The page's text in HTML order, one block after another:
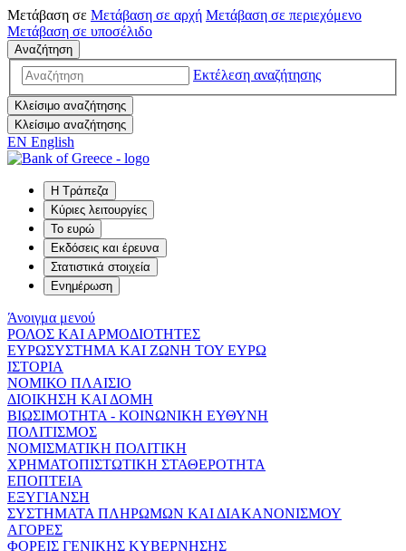
Μετάβαση σε Μετάβαση σε αρχή Μετάβαση σε περιεχόμενο
Μετάβαση σε υποσέλιδο
Αναζήτηση
Εκτέλεση αναζήτησης
Κλείσιμο αναζήτησης
Κλείσιμο αναζήτησης
EN English
Η Τράπεζα
Κύριες λειτουργίες
Το ευρώ
Εκδόσεις και έρευνα
Στατιστικά στοιχεία
Ενημέρωση
Άνοιγμα μενού
ΡΟΛΟΣ ΚΑΙ ΑΡΜΟΔΙΟΤΗΤΕΣ
ΕΥΡΩΣΥΣΤΗΜΑ ΚΑΙ ΖΩΝΗ ΤΟΥ ΕΥΡΩ
ΙΣΤΟΡΙΑ
ΝΟΜΙΚΟ ΠΛΑΙΣΙΟ
ΔΙΟΙΚΗΣΗ ΚΑΙ ΔΟΜΗ
ΒΙΩΣΙΜΟΤΗΤΑ - ΚΟΙΝΩΝΙΚΗ ΕΥΘΥΝΗ
ΠΟΛΙΤΙΣΜΟΣ
ΝΟΜΙΣΜΑΤΙΚΗ ΠΟΛΙΤΙΚΗ
ΧΡΗΜΑΤΟΠΙΣΤΩΤΙΚΗ ΣΤΑΘΕΡΟΤΗΤΑ
ΕΠΟΠΤΕΙΑ
ΕΞΥΓΙΑΝΣΗ
ΣΥΣΤΗΜΑΤΑ ΠΛΗΡΩΜΩΝ ΚΑΙ ΔΙΑΚΑΝΟΝΙΣΜΟΥ
ΑΓΟΡΕΣ
ΦΟΡΕΙΣ ΓΕΝΙΚΗΣ ΚΥΒΕΡΝΗΣΗΣ